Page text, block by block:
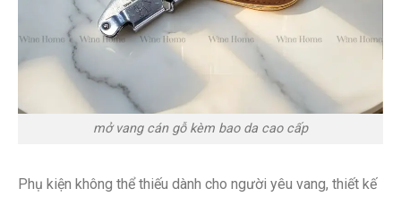
mở vang cán gỗ kèm bao da cao cấp
Phụ kiện không thể thiếu dành cho người yêu vang, thiết kế